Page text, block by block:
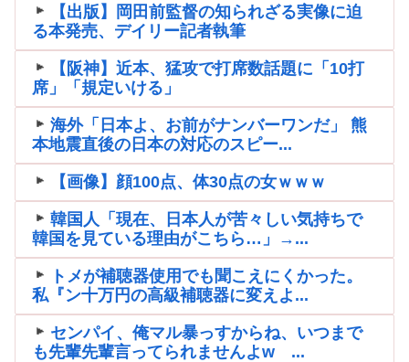
【出版】岡田前監督の知られざる実像に迫
る本発売、デイリー記者執筆
【阪神】近本、猛攻で打席数話題に「10打
席」「規定いける」
海外「日本よ、お前がナンバーワンだ」 熊
本地震直後の日本の対応のスピー...
【画像】顔100点、体30点の女ｗｗｗ
韓国人「現在、日本人が苦々しい気持ちで
韓国を見ている理由がこちら…」→...
トメが補聴器使用でも聞こえにくかった。
私『ン十万円の高級補聴器に変えよ...
センパイ、俺マル暴っすからね、いつまで
も先輩先輩言ってられませんよw ...